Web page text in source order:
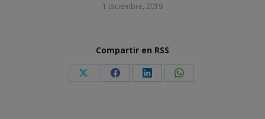
1 diciembre, 2019
Compartir en RSS
Share Share Share Share